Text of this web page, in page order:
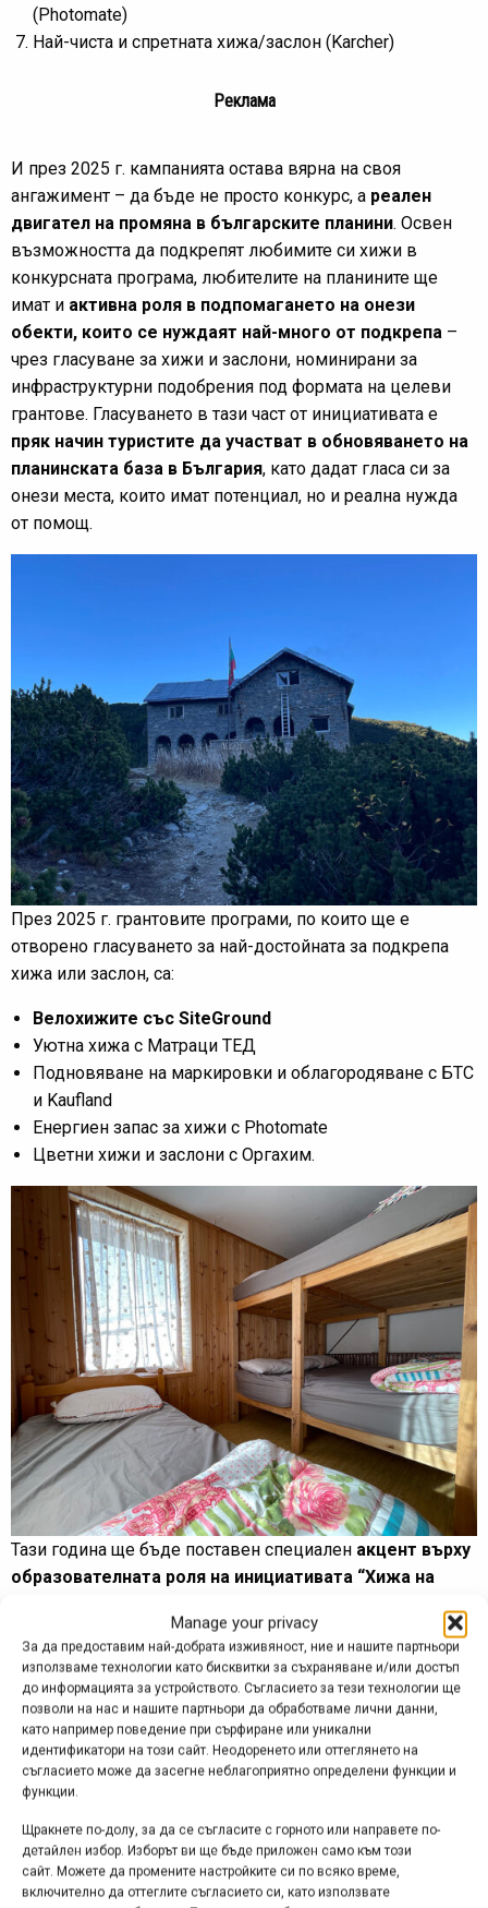
Manage your privacy
За да предоставим най-добрата изживяност, ние и нашите партньори
използваме технологии като бисквитки за съхраняване и/или достъп
до информацията за устройството. Съгласието за тези технологии ще
позволи на нас и нашите партньори да обработваме лични данни,
като например поведение при сърфиране или уникални
идентификатори на този сайт. Неодоренето или оттеглянето на
съгласието може да засегне неблагоприятно определени функции и
функции.
Щракнете по-долу, за да се съгласите с горното или направете по-
детайлен избор. Изборът ви ще бъде приложен само към този
сайт. Можете да промените настройките си по всяко време,
включително да оттеглите съгласието си, като използвате
(Photomate)
Най-чиста и спретната хижа/заслон (Kаrcher)
Реклама
И през 2025 г. кампанията остава вярна на своя
ангажимент – да бъде не просто конкурс, а реален
двигател на промяна в българските планини. Освен
възможността да подкрепят любимите си хижи в
конкурсната програма, любителите на планините ще
имат и активна роля в подпомагането на онези
обекти, които се нуждаят най-много от подкрепа –
чрез гласуване за хижи и заслони, номинирани за
инфраструктурни подобрения под формата на целеви
грантове. Гласуването в тази част от инициативата е
пряк начин туристите да участват в обновяването на
планинската база в България, като дадат гласа си за
онези места, които имат потенциал, но и реална нужда
от помощ.
През 2025 г. грантовите програми, по които ще е
отворено гласуването за най-достойната за подкрепа
хижа или заслон, са:
Велохижите със SiteGround
Уютна хижа с Матраци ТЕД
Подновяване на маркировки и облагородяване с БТС
и Kaufland
Енергиен запас за хижи с Photomate
Цветни хижи и заслони с Оргахим.
Тази година ще бъде поставен специален акцент върху
образователната роля на инициативата “Хижа на
подкрепа на добрите примери, но и към
повишаване на
културата на туристите в планината. С помощта на
вдъхновяващи партньорски кампании, “Хижа на
годината” 2025 цели да насърчи по-осъзнатото,
отговорно и грижовно отношение към планинската
среда.
“Влез в кръга на Девин – Заедно за по-чисти хижи
и планини” – мотивиращо послание за намаляване на